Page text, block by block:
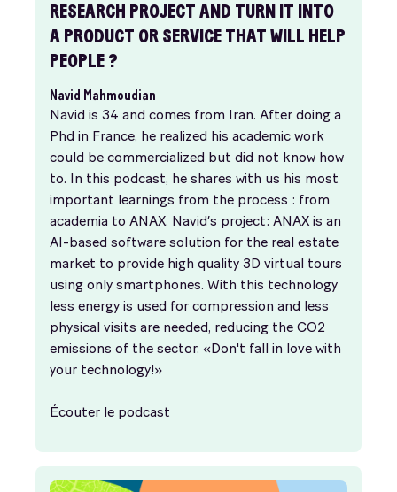
RESEARCH PROJECT AND TURN IT INTO
A PRODUCT OR SERVICE THAT WILL HELP
PEOPLE ?
Navid Mahmoudian
Navid is 34 and comes from Iran. After doing a
Phd in France, he realized his academic work
could be commercialized but did not know how
to. In this podcast, he shares with us his most
important learnings from the process : from
academia to ANAX. Navid’s project: ANAX is an
AI-based software solution for the real estate
market to provide high quality 3D virtual tours
using only smartphones. With this technology
less energy is used for compression and less
physical visits are needed, reducing the CO2
emissions of the sector. «Don't fall in love with
your technology!»
Écouter le podcast